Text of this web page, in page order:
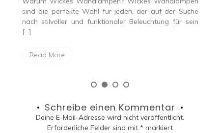
die perfekte Wahl für jeden, der auf der Suche
stilvoller und funktionaler Beleuchtung für sein
Read More
großer
hierfür ist
Schreibe einen Kommentar
Deine E-Mail-Adresse wird nicht veröffentlicht.
Erforderliche Felder sind mit * markiert